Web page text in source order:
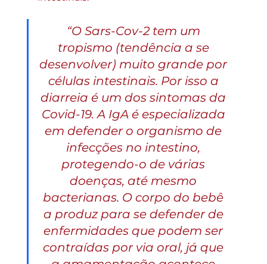
“O Sars-Cov-2 tem um
tropismo (tendência a se
desenvolver) muito grande por
células intestinais. Por isso a
diarreia é um dos sintomas da
Covid-19. A IgA é especializada
em defender o organismo de
infecções no intestino,
protegendo-o de várias
doenças, até mesmo
bacterianas. O corpo do bebê
a produz para se defender de
enfermidades que podem ser
contraídas por via oral, já que